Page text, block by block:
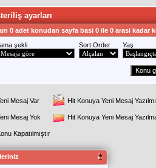
ayarları
0 adet konudan sayfa basi 0 ile 0 arasi kadar
şekli
Sort Order Yaş
Mesaj Var Hit Konuya Yeni Mesaj
Mesaj Yok Hit Konuya Yeni Mesaj
Kapatılmıştır